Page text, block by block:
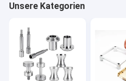
Unsere Kategorien